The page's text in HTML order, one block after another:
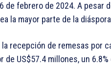
de febrero de 2024. A
la mayor parte de la
la recepción de remesas por
de US$57.4 millones, un